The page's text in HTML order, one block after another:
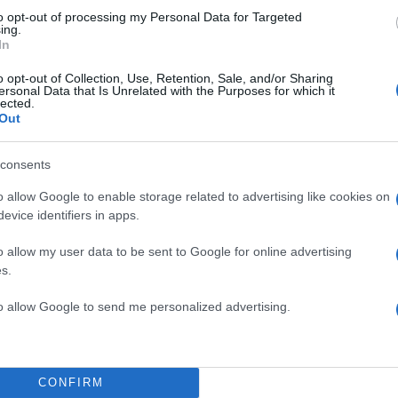
opt-out of processing my Personal Data for Targeted
opt-out of Collection, Use, Retention, Sale, and/or Sharing
Data that Is Unrelated with the Purposes for which it
allow Google to enable storage related to advertising like cookies on
identifiers in apps.
allow my user data to be sent to Google for online advertising
allow Google to send me personalized advertising.
CONFIRM
Επιχειρήσεις
ΗΛΕΚΤΡΙΚΗ ΔΙΑΣΥΝΔΕΣΗ
Share:
για όλη την ειδησεογραφία και τατελευταία νέατης